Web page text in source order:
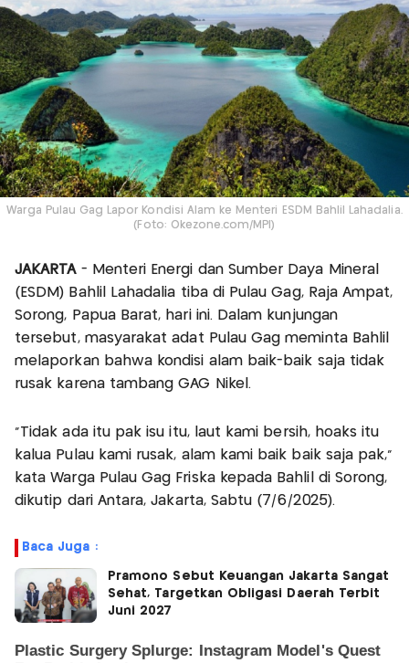
Warga Pulau Gag Lapor Kondisi Alam ke Menteri ESDM Bahlil Lahadalia.
(Foto: Okezone.com/MPI)
JAKARTA - Menteri Energi dan Sumber Daya Mineral
(ESDM) Bahlil Lahadalia tiba di Pulau Gag, Raja Ampat,
Sorong, Papua Barat, hari ini. Dalam kunjungan
tersebut, masyarakat adat Pulau Gag meminta Bahlil
melaporkan bahwa kondisi alam baik-baik saja tidak
rusak karena tambang GAG Nikel.
"Tidak ada itu pak isu itu, laut kami bersih, hoaks itu
kalua Pulau kami rusak, alam kami baik baik saja pak,"
kata Warga Pulau Gag Friska kepada Bahlil di Sorong,
dikutip dari Antara, Jakarta, Sabtu (7/6/2025).
Baca Juga :
Pramono Sebut Keuangan Jakarta Sangat
Sehat, Targetkan Obligasi Daerah Terbit
Juni 2027